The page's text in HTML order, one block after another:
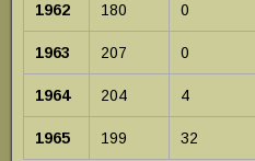
1962 180 0
1963 207 0
1964 204 4
1965 199 32